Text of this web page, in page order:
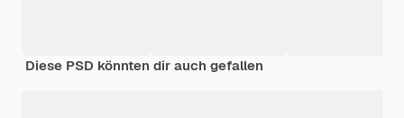
Diese PSD könnten dir auch gefallen